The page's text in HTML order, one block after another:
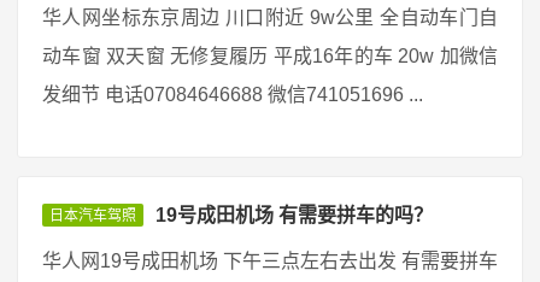
华人网坐标东京周边 川口附近 9w公里 全自动车门自
动车窗 双天窗 无修复履历 平成16年的车 20w 加微信
发细节 电话07084646688 微信741051696 ...
日本汽车驾照 19号成田机场 有需要拼车的吗？
华人网19号成田机场 下午三点左右去出发 有需要拼车